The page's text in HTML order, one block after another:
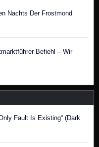
Nachts Der Frostmond
Befiehl – Wir
Fault Is Existing“ (Dark